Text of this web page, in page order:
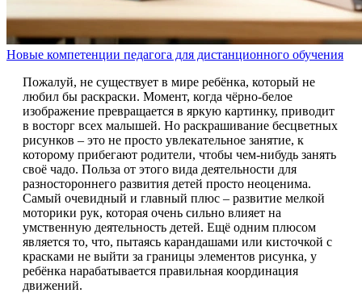
Новые компетенции педагога для дистанционного обучения
Пожалуй, не существует в мире ребёнка, который не
любил бы раскраски. Момент, когда чёрно-белое
изображение превращается в яркую картинку, приводит
в восторг всех малышей. Но раскрашивание бесцветных
рисунков – это не просто увлекательное занятие, к
которому прибегают родители, чтобы чем-нибудь занять
своё чадо. Польза от этого вида деятельности для
разностороннего развития детей просто неоценима.
Самый очевидный и главный плюс – развитие мелкой
моторики рук, которая очень сильно влияет на
умственную деятельность детей. Ещё одним плюсом
является то, что, пытаясь карандашами или кисточкой с
красками не выйти за границы элементов рисунка, у
ребёнка нарабатывается правильная координация
движений.